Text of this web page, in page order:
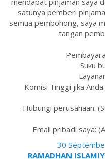
satunya pemberi
semua pembohong, saya
tangan
Suku
Komisi Tinggi jika
Hubungi perusahaan:
Email pribadi saya:
30
RAMADHAN